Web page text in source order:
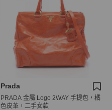
Prada
PRADA 金屬 Logo 2WAY 手提包，橘
色皮革，二手女款